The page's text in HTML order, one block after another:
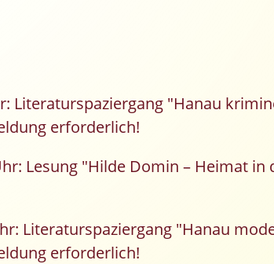
Literaturspaziergang "Hanau
erforderlich!
Lesung "Hilde Domin – Heimat
Literaturspaziergang "Hanau
erforderlich!